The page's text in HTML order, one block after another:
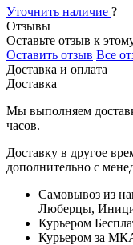
Уточнить наличие ?
Отзывы
Оставьте отзыв к
Оставить отзыв Все
Доставка и оплата
Доставка
Мы выполняем
часов.
Доставку в другое
дополнительно с
Самовывоз из
Люберцы,
Курьером
Курьером за